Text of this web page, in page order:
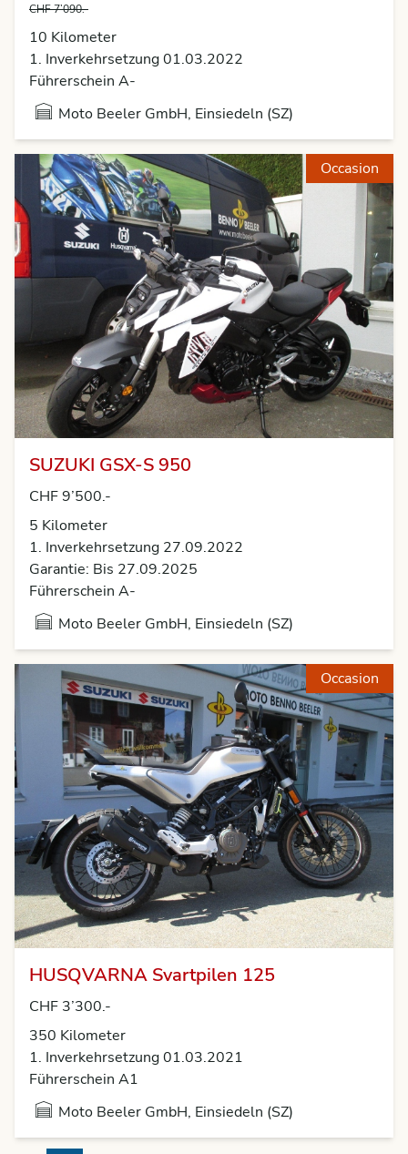
CHF 7’090.-
10 Kilometer
1. Inverkehrsetzung 01.03.2022
Führerschein A-
Moto Beeler GmbH, Einsiedeln (SZ)
Occasion
SUZUKI GSX-S 950
CHF 9’500.-
5 Kilometer
1. Inverkehrsetzung 27.09.2022
Garantie: Bis 27.09.2025
Führerschein A-
Moto Beeler GmbH, Einsiedeln (SZ)
Occasion
HUSQVARNA Svartpilen 125
CHF 3’300.-
350 Kilometer
1. Inverkehrsetzung 01.03.2021
Führerschein A1
Moto Beeler GmbH, Einsiedeln (SZ)